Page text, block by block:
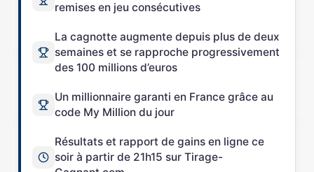
remises en jeu consécutives
La cagnotte augmente depuis plus de deux
semaines et se rapproche progressivement
des 100 millions d’euros
Un millionnaire garanti en France grâce au
code My Million du jour
Résultats et rapport de gains en ligne ce
soir à partir de 21h15 sur Tirage-